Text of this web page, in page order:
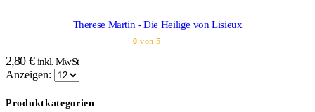
Therese Martin - Die Heilige von Lisieux
0 von 5
2,80 € inkl. MwSt
Anzeigen:
Produktkategorien